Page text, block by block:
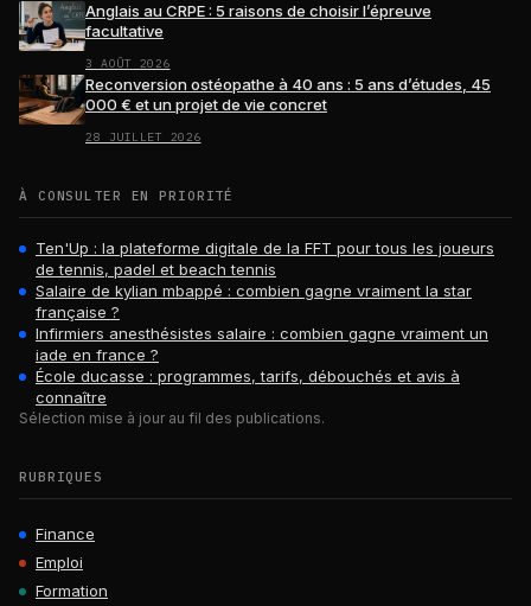
Anglais au CRPE : 5 raisons de choisir l’épreuve
facultative
3 AOÛT 2026
Reconversion ostéopathe à 40 ans : 5 ans d’études, 45
000 € et un projet de vie concret
28 JUILLET 2026
À CONSULTER EN PRIORITÉ
Ten'Up : la plateforme digitale de la FFT pour tous les joueurs
de tennis, padel et beach tennis
Salaire de kylian mbappé : combien gagne vraiment la star
française ?
Infirmiers anesthésistes salaire : combien gagne vraiment un
iade en france ?
École ducasse : programmes, tarifs, débouchés et avis à
connaître
Sélection mise à jour au fil des publications.
RUBRIQUES
Finance
Emploi
Formation